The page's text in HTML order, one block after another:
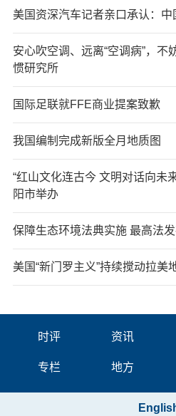
美国资深汽车记者亲口承认：
安心吹空调、远离“空调病”，不
惯研究所
国际足联就FFE商业提案致歉
我国编制完成新版全月地质图
“红山文化连古今 文明对话向未
阳市举办
保障生态环境法典实施 最高法
美国“新门罗主义”持续搅动拉美
时评 资讯
专栏 地方